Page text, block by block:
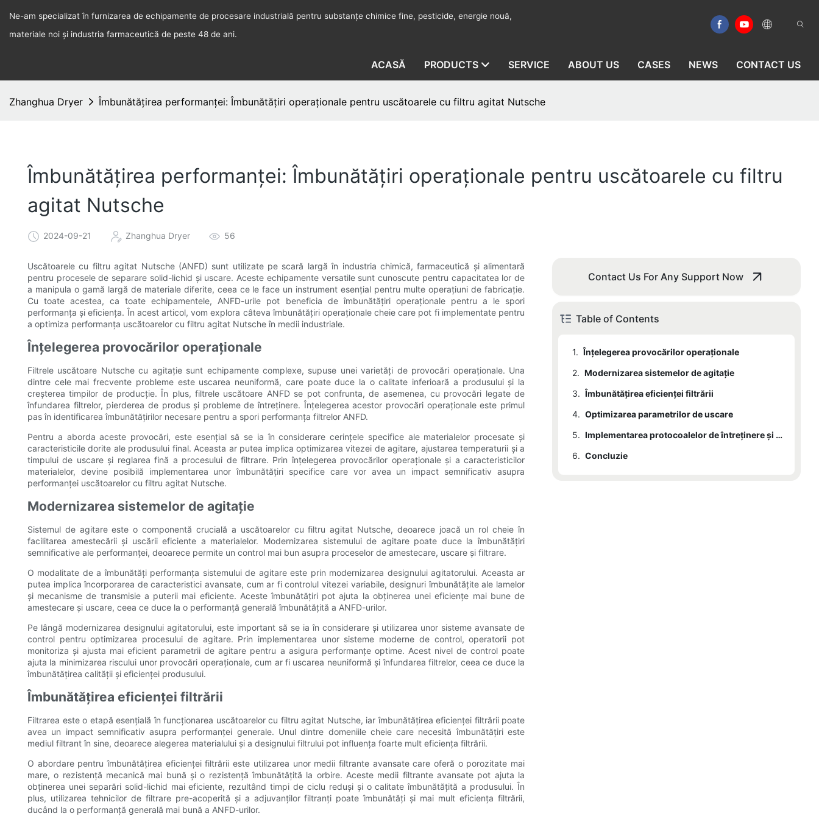
Ne-am specializat în furnizarea de echipamente de procesare industrială pentru substanțe chimice fine, pesticide, energie nouă,
materiale noi și industria farmaceutică de peste 48 de ani.
ACASĂ PRODUCTS SERVICE ABOUT US CASES NEWS CONTACT US
Zhanghua Dryer Îmbunătățirea performanței: Îmbunătățiri operaționale pentru uscătoarele cu filtru agitat Nutsche
Îmbunătățirea performanței: Îmbunătățiri operaționale pentru uscătoarele cu filtru
agitat Nutsche
2024-09-21 Zhanghua Dryer 56
Uscătoarele cu filtru agitat Nutsche (ANFD) sunt utilizate pe scară largă în industria chimică, farmaceutică și alimentară
pentru procesele de separare solid-lichid și uscare. Aceste echipamente versatile sunt cunoscute pentru capacitatea lor de
a manipula o gamă largă de materiale diferite, ceea ce le face un instrument esențial pentru multe operațiuni de fabricație.
Cu toate acestea, ca toate echipamentele, ANFD-urile pot beneficia de îmbunătățiri operaționale pentru a le spori
performanța și eficiența. În acest articol, vom explora câteva îmbunătățiri operaționale cheie care pot fi implementate pentru
a optimiza performanța uscătoarelor cu filtru agitat Nutsche în medii industriale.
Înțelegerea provocărilor operaționale
Filtrele uscătoare Nutsche cu agitație sunt echipamente complexe, supuse unei varietăți de provocări operaționale. Una
dintre cele mai frecvente probleme este uscarea neuniformă, care poate duce la o calitate inferioară a produsului și la
creșterea timpilor de producție. În plus, filtrele uscătoare ANFD se pot confrunta, de asemenea, cu provocări legate de
înfundarea filtrelor, pierderea de produs și probleme de întreținere. Înțelegerea acestor provocări operaționale este primul
pas în identificarea îmbunătățirilor necesare pentru a spori performanța filtrelor ANFD.
Pentru a aborda aceste provocări, este esențial să se ia în considerare cerințele specifice ale materialelor procesate și
caracteristicile dorite ale produsului final. Aceasta ar putea implica optimizarea vitezei de agitare, ajustarea temperaturii și a
timpului de uscare și reglarea fină a procesului de filtrare. Prin înțelegerea provocărilor operaționale și a caracteristicilor
materialelor, devine posibilă implementarea unor îmbunătățiri specifice care vor avea un impact semnificativ asupra
performanței uscătoarelor cu filtru agitat Nutsche.
Modernizarea sistemelor de agitație
Sistemul de agitare este o componentă crucială a uscătoarelor cu filtru agitat Nutsche, deoarece joacă un rol cheie în
facilitarea amestecării și uscării eficiente a materialelor. Modernizarea sistemului de agitare poate duce la îmbunătățiri
semnificative ale performanței, deoarece permite un control mai bun asupra proceselor de amestecare, uscare și filtrare.
O modalitate de a îmbunătăți performanța sistemului de agitare este prin modernizarea designului agitatorului. Aceasta ar
putea implica încorporarea de caracteristici avansate, cum ar fi controlul vitezei variabile, designuri îmbunătățite ale lamelor
și mecanisme de transmisie a puterii mai eficiente. Aceste îmbunătățiri pot ajuta la obținerea unei eficiențe mai bune de
amestecare și uscare, ceea ce duce la o performanță generală îmbunătățită a ANFD-urilor.
Pe lângă modernizarea designului agitatorului, este important să se ia în considerare și utilizarea unor sisteme avansate de
control pentru optimizarea procesului de agitare. Prin implementarea unor sisteme moderne de control, operatorii pot
monitoriza și ajusta mai eficient parametrii de agitare pentru a asigura performanțe optime. Acest nivel de control poate
ajuta la minimizarea riscului unor provocări operaționale, cum ar fi uscarea neuniformă și înfundarea filtrelor, ceea ce duce la
îmbunătățirea calității și eficienței produsului.
Îmbunătățirea eficienței filtrării
Filtrarea este o etapă esențială în funcționarea uscătoarelor cu filtru agitat Nutsche, iar îmbunătățirea eficienței filtrării poate
avea un impact semnificativ asupra performanței generale. Unul dintre domeniile cheie care necesită îmbunătățiri este
mediul filtrant în sine, deoarece alegerea materialului și a designului filtrului pot influența foarte mult eficiența filtrării.
O abordare pentru îmbunătățirea eficienței filtrării este utilizarea unor medii filtrante avansate care oferă o porozitate mai
mare, o rezistență mecanică mai bună și o rezistență îmbunătățită la orbire. Aceste medii filtrante avansate pot ajuta la
obținerea unei separări solid-lichid mai eficiente, rezultând timpi de ciclu reduși și o calitate îmbunătățită a produsului. În
plus, utilizarea tehnicilor de filtrare pre-acoperită și a adjuvanților filtranți poate îmbunătăți și mai mult eficiența filtrării,
ducând la o performanță generală mai bună a ANFD-urilor.
Contact Us For Any Support Now
Table of Contents
1. Înțelegerea provocărilor operaționale
2. Modernizarea sistemelor de agitație
3. Îmbunătățirea eficienței filtrării
4. Optimizarea parametrilor de uscare
5.
Implementarea protocoalelor de întreținere și curățenie
6. Concluzie